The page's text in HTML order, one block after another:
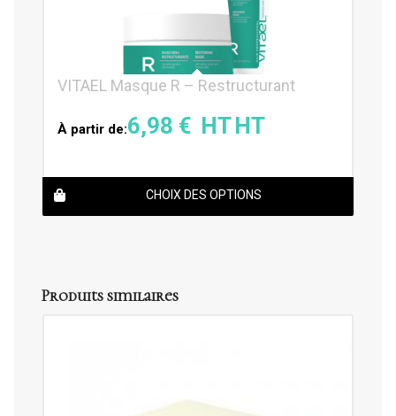
VITAEL Masque R – Restructurant
À partir de:6,98 €
CHOIX DES OPTIONS
Produits similaires